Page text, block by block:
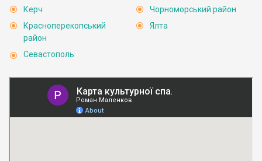
Керч
Красноперекопський
район
Севастополь
Чорноморський район
Ялта